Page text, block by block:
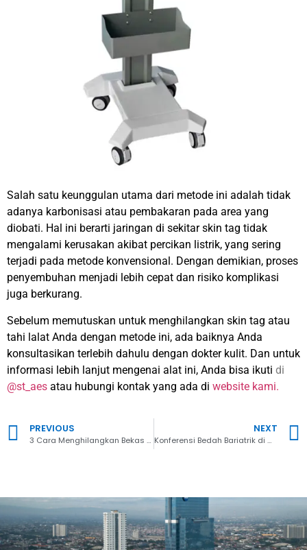
Salah satu keunggulan utama dari metode ini adalah tidak
adanya karbonisasi atau pembakaran pada area yang
diobati. Hal ini berarti jaringan di sekitar skin tag tidak
mengalami kerusakan akibat percikan listrik, yang sering
terjadi pada metode konvensional. Dengan demikian, proses
penyembuhan menjadi lebih cepat dan risiko komplikasi
juga berkurang.
Sebelum memutuskan untuk menghilangkan skin tag atau
tahi lalat Anda dengan metode ini, ada baiknya Anda
konsultasikan terlebih dahulu dengan dokter kulit. Dan untuk
informasi lebih lanjut mengenai alat ini, Anda bisa ikuti di
@st_aes atau hubungi kontak yang ada di website kami.
PREVIOUS
3 Cara Menghilangkan Bekas Luka Operasi, Bisa Pakai Laser
NEXT
Konferensi Bedah Bariatrik di China